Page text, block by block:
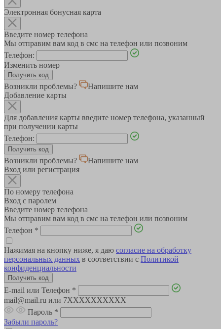
Электронная бонусная карта
Введите номер телефона
Мы отправим вам код в смс на телефон или позвоним
Телефон:
Изменить номер
Возникли проблемы?
Напишите нам
Добавление карты
Для добавления карты введите номер телефона, указанный
при получении карты
Телефон:
Возникли проблемы?
Напишите нам
Вход или регистрация
По номеру телефона
Вход с паролем
Введите номер телефона
Мы отправим вам код в смс на телефон или позвоним
Телефон *
Нажимая на кнопку ниже, я даю согласие на обработку
персональных данных в соответствии с Политикой
конфиденциальности
E-mail или Телефон *
mail@mail.ru или 7XXXXXXXXXX
Пароль *
Забыли пароль?